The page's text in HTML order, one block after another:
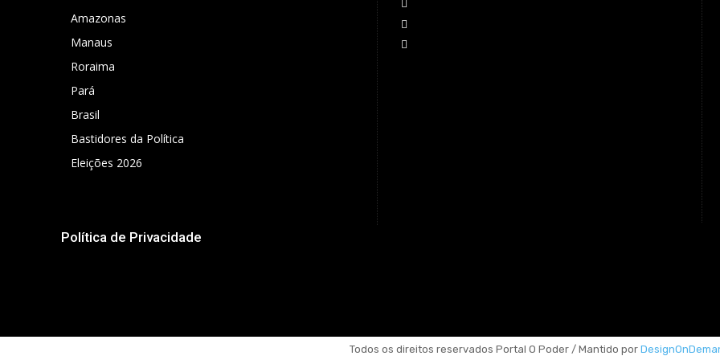
Amazonas
Manaus
Roraima
Pará
Brasil
Bastidores da Política
Eleições 2026
Política de Privacidade
Todos os direitos reservados Portal O Poder / Mantido por